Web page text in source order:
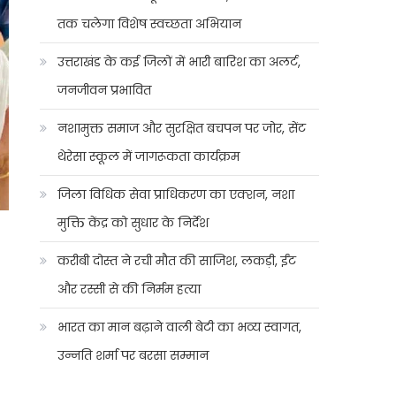
तक चलेगा विशेष स्वच्छता अभियान
उत्तराखंड के कई जिलों में भारी बारिश का अलर्ट,
जनजीवन प्रभावित
नशामुक्त समाज और सुरक्षित बचपन पर जोर, सेंट
थेरेसा स्कूल में जागरूकता कार्यक्रम
जिला विधिक सेवा प्राधिकरण का एक्शन, नशा
मुक्ति केंद्र को सुधार के निर्देश
करीबी दोस्त ने रची मौत की साजिश, लकड़ी, ईंट
और रस्सी से की निर्मम हत्या
भारत का मान बढ़ाने वाली बेटी का भव्य स्वागत,
उन्नति शर्मा पर बरसा सम्मान